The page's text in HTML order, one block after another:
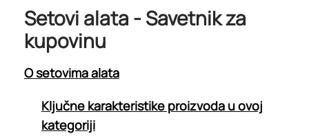
Setovi alata - Savetnik za
kupovinu
O setovima alata
Ključne karakteristike proizvoda u ovoj
kategoriji